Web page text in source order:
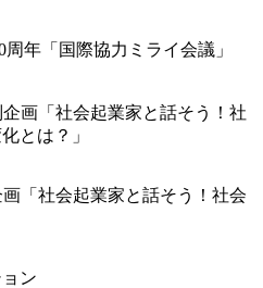
年「国際協力ミライ会議」
「社会起業家と話そう！社会
ン